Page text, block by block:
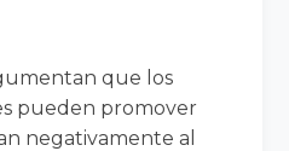
que los
pueden promover
negativamente al